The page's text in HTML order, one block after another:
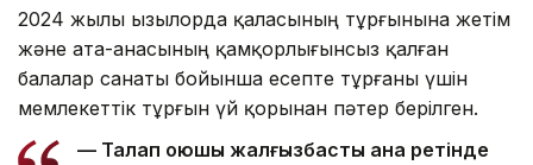
2024 жылы Қызылорда қаласының тұрғынына жетім
және ата-анасының қамқорлығынсыз қалған
балалар санаты бойынша есепте тұрғаны үшін
мемлекеттік тұрғын үй қорынан пәтер берілген.
— Талап қоюшы жалғызбасты ана ретінде